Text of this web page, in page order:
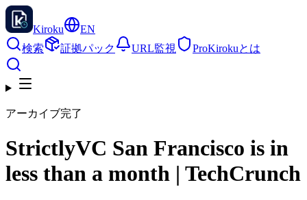
Kiroku
EN
検索
証拠パック URL監視 ProKirokuとは
アーカイブ完了
StrictlyVC San Francisco is in
less than a month | TechCrunch